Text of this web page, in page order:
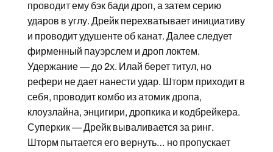
проводит ему бэк бади дроп, а затем серию
ударов в углу. Дрейк перехватывает инициативу
и проводит удушенте об канат. Далее следует
фирменный пауэрслем и дроп локтем.
Удержание — до 2х. Илай берет титул, но
рефери не дает нанести удар. Шторм приходит в
себя, проводит комбо из атомик дропа,
клоузлайна, энцигири, дропкика и кодбрейкера.
Суперкик — Дрейк вываливается за ринг.
Шторм пытается его вернуть… но пропускает